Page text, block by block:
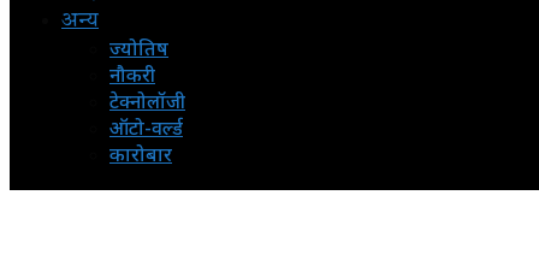
अन्य
ज्योतिष
नौकरी
टेक्नोलॉजी
ऑटो-वर्ल्ड
कारोबार